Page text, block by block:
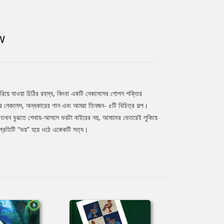
যাওয়া চিঠির রহস্য, কিংবা একটি নেকলেসের গোপন শক্তির
অন্ধকারের গান এবং আমরা তিনজন- ৫টি বিচিত্র গল্প।
বুঝতে শেখায়-আসলে ভয়টা বাইরের নয়, আমাদের ভেতরেই লুকিয়ে
“ভয়” হয়ে ওঠে একেকটি সত্য।